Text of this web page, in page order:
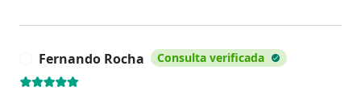
Fernando Rocha Consulta verificada